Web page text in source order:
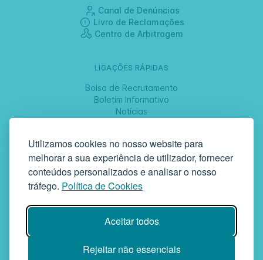
Utilizamos cookies no nosso website para
melhorar a sua experiência de utilizador, fornecer
conteúdos personalizados e analisar o nosso
tráfego. Política de Cookies
Aceitar todos
Rejeitar não essenciais
Canal de Denúncias
Livro de Reclamações
Centro de Arbitragem
LIGAÇÕES RÁPIDAS
Bolsa de Recrutamento
Boletim Informativo
Notícias
SIGA-NOS
GAF | Gabinete de Atendimento à Família
Rua da Bandeira, 342 | 4900-561 Viana do Castelo | tel +351 258
Instituição Particular de Solidariedade Social | Inscrição nº 58/96
Publicada em D.R. III 14-03-1997 | N.º Contribuinte 503748935